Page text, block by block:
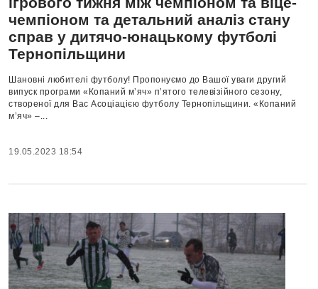
чемпіоном та детальний аналіз стану
справ у дитячо-юнацькому футболі
Тернопільщини
Шановні любителі футболу! Пропонуємо до Вашої уваги другий
випуск програми «Копаний м’яч» п’ятого телевізійного сезону,
створеної для Вас Асоціацією футболу Тернопільщини. «Копаний
м’яч» –...
19.05.2023 18:54